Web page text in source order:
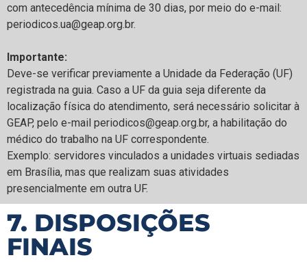
com antecedência mínima de 30 dias, por meio do e-mail:
periodicos.ua@geap.org.br.
Importante:
Deve-se verificar previamente a Unidade da Federação (UF)
registrada na guia. Caso a UF da guia seja diferente da
localização física do atendimento, será necessário solicitar à
GEAP, pelo e-mail periodicos@geap.org.br, a habilitação do
médico do trabalho na UF correspondente.
Exemplo: servidores vinculados a unidades virtuais sediadas
em Brasília, mas que realizam suas atividades
presencialmente em outra UF. ​​
7. DISPOSIÇÕES
FINAIS